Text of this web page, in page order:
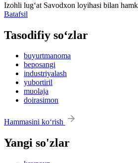
Izohli lugʻat Savodxon loyihasi bilan
Batafsil
Tasodifiy so‘zlar
buyurtmanoma
beposangi
industriyalash
yubortiril
muolaja
doirasimon
Hammasini ko‘rish
Yangi so'zlar